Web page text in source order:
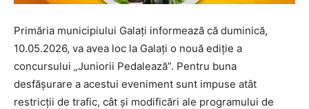
Primăria municipiului Galați informează că duminică,
10.05.2026, va avea loc la Galați o nouă ediție a
concursului „Juniorii Pedalează”. Pentru buna
desfășurare a acestui eveniment sunt impuse atât
restricții de trafic, cât și modificări ale programului de